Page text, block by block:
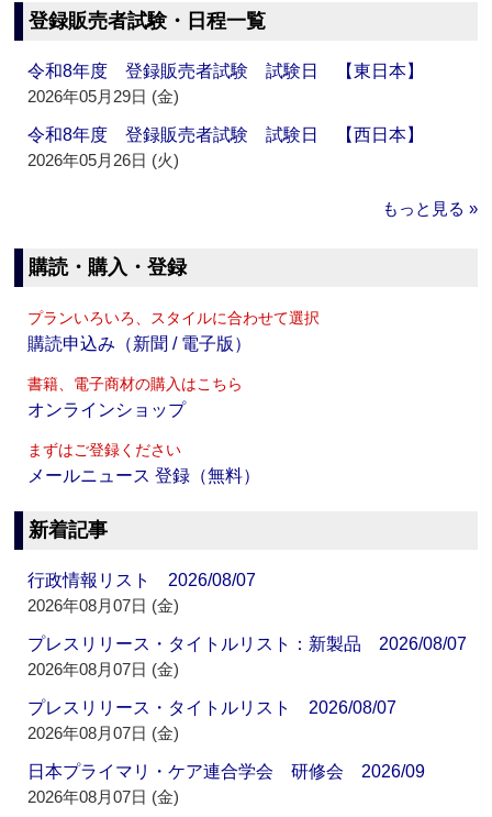
登録販売者試験・日程一覧
令和8年度 登録販売者試験 試験日 【東日本】
2026年05月29日 (金)
令和8年度 登録販売者試験 試験日 【西日本】
2026年05月26日 (火)
もっと見る »
購読・購入・登録
プランいろいろ、スタイルに合わせて選択
購読申込み（新聞 / 電子版）
書籍、電子商材の購入はこちら
オンラインショップ
まずはご登録ください
メールニュース 登録（無料）
新着記事
行政情報リスト 2026/08/07
2026年08月07日 (金)
プレスリリース・タイトルリスト：新製品 2026/08/07
2026年08月07日 (金)
プレスリリース・タイトルリスト 2026/08/07
2026年08月07日 (金)
日本プライマリ・ケア連合学会 研修会 2026/09
2026年08月07日 (金)